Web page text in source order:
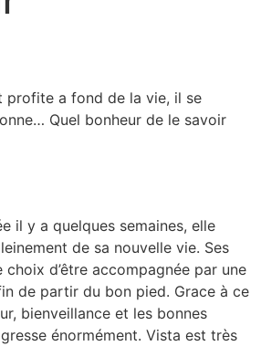
profite a fond de la vie, il se
Quel bonheur de le savoir
y a quelques semaines, elle
de sa nouvelle vie. Ses
d’être accompagnée par une
de partir du bon pied. Grace à ce
bienveillance et les bonnes
énormément. Vista est très